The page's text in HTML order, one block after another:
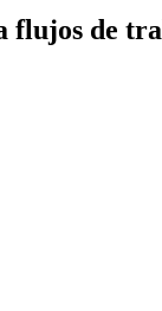
flujos de